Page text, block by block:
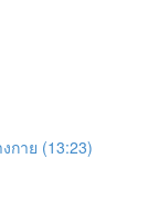
กาย (13:23)